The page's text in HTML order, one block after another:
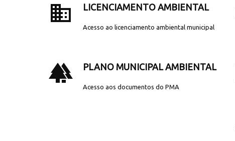
business LICENCIAMENTO AMBIENTAL
Acesso ao licenciamento ambiental municipal
forest PLANO MUNICIPAL AMBIENTAL
Acesso aos documentos do PMA